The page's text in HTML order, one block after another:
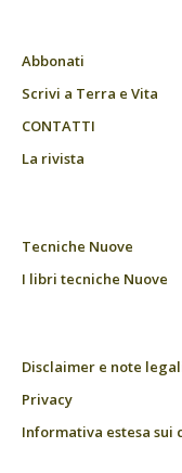
Abbonati
Scrivi a Terra e Vita
CONTATTI
La rivista
Tecniche Nuove
I libri tecniche Nuove
Disclaimer e note
Privacy
Informativa estesa sui